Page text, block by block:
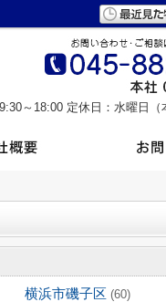
～18:00 定休日：水曜日（
横浜市磯子区 (60)